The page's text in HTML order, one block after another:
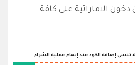
دخون الاماراتية على كافة
تنسى إضافة الكود عند إنهاء عملية الشراء